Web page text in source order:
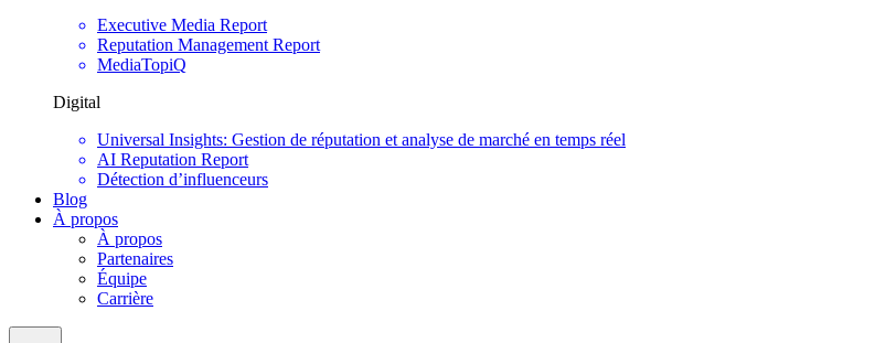
Executive Media Report
Reputation Management Report
MediaTopiQ
Digital
Universal Insights: Gestion de réputation et analyse de marché en temps réel
AI Reputation Report
Détection d’influenceurs
Blog
À propos
À propos
Partenaires
Équipe
Carrière